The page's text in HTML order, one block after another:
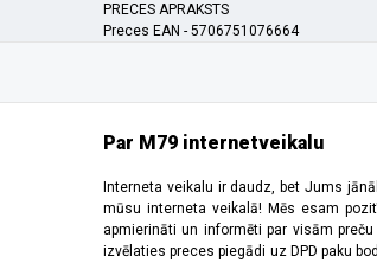
PRECES APRAKSTS
Preces EAN - 5706751076664
Par M79 internetveikalu
Interneta veikalu ir daudz, bet Jums
mūsu interneta veikalā! Mēs esam
apmierināti un informēti par visām
izvēlaties preces piegādi uz DPD paku